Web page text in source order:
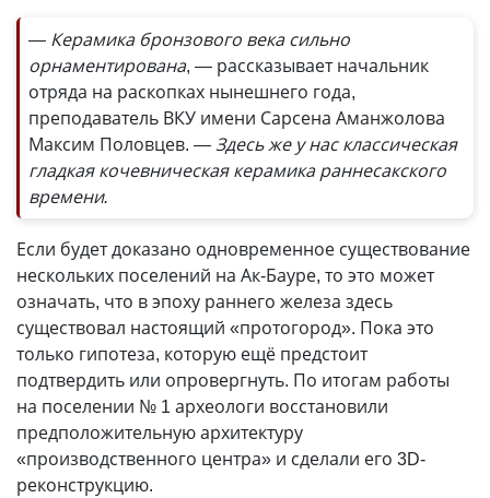
— Керамика бронзового века сильно
орнаментирована, — рассказывает начальник
отряда на раскопках нынешнего года,
преподаватель ВКУ имени Сарсена Аманжолова
Максим Половцев. — Здесь же у нас классическая
гладкая кочевническая керамика раннесакского
времени.
Если будет доказано одновременное существование
нескольких поселений на Ак-Бауре, то это может
означать, что в эпоху раннего железа здесь
существовал настоящий «протогород». Пока это
только гипотеза, которую ещё предстоит
подтвердить или опровергнуть. По итогам работы
на поселении № 1 археологи восстановили
предположительную архитектуру
«производственного центра» и сделали его 3D-
реконструкцию.